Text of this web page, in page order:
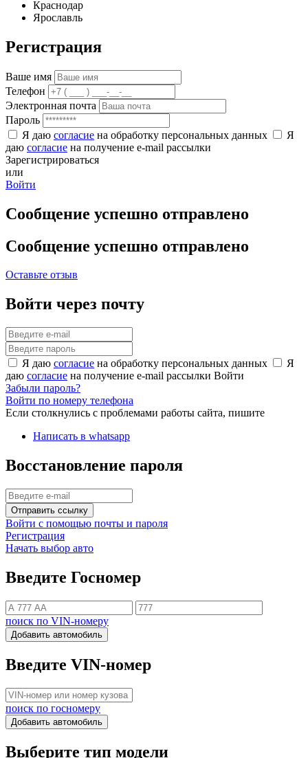
Краснодар
Ярославль
Регистрация
Ваше имя
Телефон
Электронная почта
Пароль
Я даю согласие на обработку персональных данных
Я
даю согласие на получение e-mail рассылки
Зарегистрироваться
или
Войти
Сообщение успешно отправлено
Сообщение успешно отправлено
Оставьте отзыв
Войти через почту
Я даю согласие на обработку персональных данных
Я
даю согласие на получение e-mail рассылки Войти
Забыли пароль?
Войти по номеру телефона
Если столкнулись с проблемами работы сайта, пишите
Написать в whatsapp
Восстановление пароля
Отправить ссылку
Войти с помощью почты и пароля
Регистрация
Начать выбор авто
Введите Госномер
поиск по VIN-номеру
Добавить автомобиль
Введите VIN-номер
поиск по госномеру
Добавить автомобиль
Выберите тип модели